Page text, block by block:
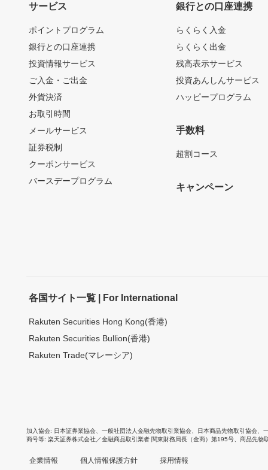
サービス
ポイントプログラム
銀行との口座連携
投資情報サービス
ご入金・ご出金
外貨決済
お取引時間
メールサービス
証券税制
クーポンサービス
バースデープログラム
銀行との口座連携
らくらく入金
らくらく出金
残高表示サービス
投資あんしんサービス
ハッピープログラム
手数料
超割コース
キャンペーン
各国サイト一覧 | For International
Rakuten Securities Hong Kong(香港)
Rakuten Securities Bullion(香港)
Rakuten Trade(マレーシア)
加入協会 日本証券業協会 一般社団法人金融先物取引業協会 日本商品先物取引協会
商号等 楽天証券株式会社／金融商品取引業者 関東財務局長（金商）第195号、商品先物
企業情報 個人情報保護方針 採用情報